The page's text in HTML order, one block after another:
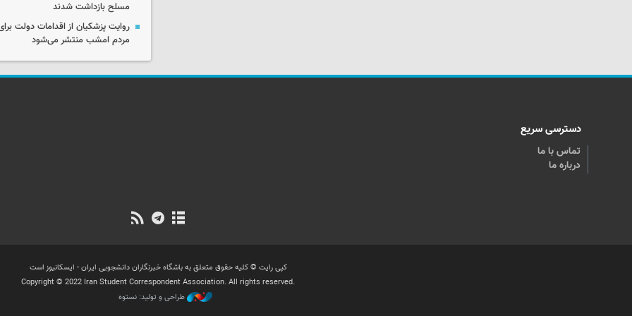
مسلح بازداشت شدند
روایت پزشکیان از اقدامات دولت
مردم امشب منتشر می‌شود
دسترسی سریع
تماس با ما
درباره ما
کپی رایت © کلیه حقوق متعلق به باشگاه خبرنگاران دانشجویی ایران - ایسکانیوز است
Copyright © 2022 Iran Student Correspondent Association. All rights reserved.
طراحی و تولید: نستوه